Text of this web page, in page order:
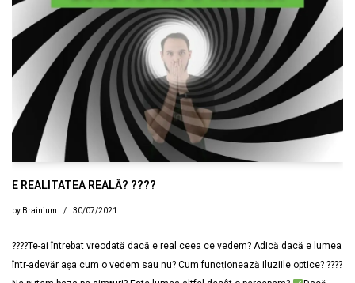
E REALITATEA REALĂ? ????
by Brainium 30/07/2021
????Te-ai întrebat vreodată dacă e real ceea ce vedem? Adică dacă e lumea
într-adevăr așa cum o vedem sau nu? Cum funcționează iluziile optice? ????